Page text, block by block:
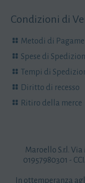
Condizioni di
Metodi di
Spese di
Tempi di
Diritto di recesso
Ritiro della merce
Maroello S.r.l. Via
01957980301 -
In ottemperanza